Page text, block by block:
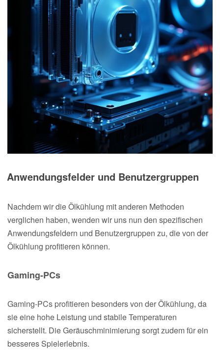
Anwendungsfelder und Benutzergruppen
Nachdem wir die Ölkühlung mit anderen Methoden
verglichen haben, wenden wir uns nun den spezifischen
Anwendungsfeldern und Benutzergruppen zu, die von der
Ölkühlung profitieren können.
Gaming-PCs
Gaming-PCs profitieren besonders von der Ölkühlung, da
sie eine hohe Leistung und stabile Temperaturen
sicherstellt. Die Geräuschminimierung sorgt zudem für ein
besseres Spielerlebnis.